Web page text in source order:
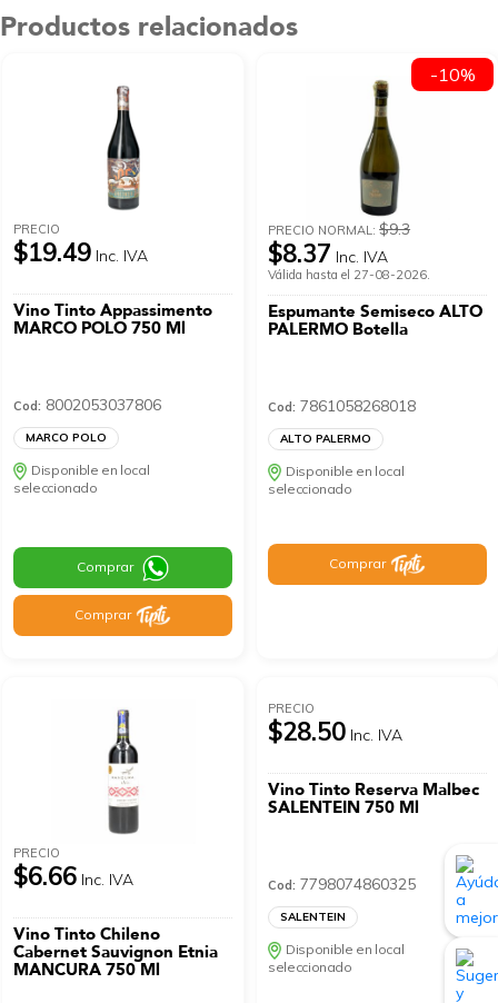
Productos relacionados
PRECIO
$19.49 Inc. IVA
Vino Tinto Appassimento
MARCO POLO 750 Ml
Cod: 8002053037806
MARCO POLO
Disponible en local
seleccionado
Comprar
Comprar
PRECIO NORMAL:$9.3
$8.37 Inc. IVA
Válida hasta el 27-08-2026.
Espumante Semiseco ALTO
PALERMO Botella
Cod: 7861058268018
ALTO PALERMO
Disponible en local
seleccionado
Comprar
-10%
PRECIO
$6.66 Inc. IVA
Vino Tinto Chileno
Cabernet Sauvignon Etnia
MANCURA 750 Ml
PRECIO
$28.50 Inc. IVA
Vino Tinto Reserva Malbec
SALENTEIN 750 Ml
Cod: 7798074860325
SALENTEIN
Disponible en local
seleccionado